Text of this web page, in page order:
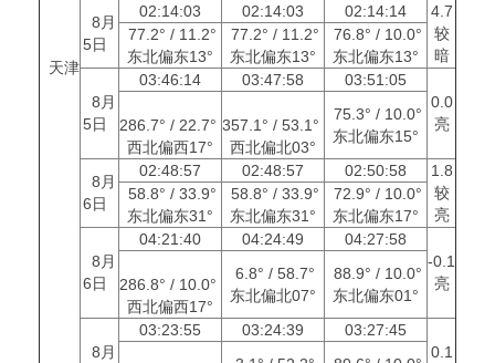
天津
8月
5日
02:14:03 02:14:03 02:14:14
4.7
较
暗
77.2° / 11.2°
东北偏东13°
77.2° / 11.2°
东北偏东13°
76.8° / 10.0°
东北偏东13°
8月
5日
03:46:14 03:47:58
03:51:05
0.0
亮
286.7° / 22.7°
西北偏西17°
357.1° / 53.1°
西北偏北03°
75.3° / 10.0°
东北偏东15°
8月
6日
02:48:57 02:48:57 02:50:58
1.8
较
亮
58.8° / 33.9°
东北偏东31°
58.8° / 33.9°
东北偏东31°
72.9° / 10.0°
东北偏东17°
8月
6日
04:21:40 04:24:49
04:27:58
-0.1
亮
286.8° / 10.0°
西北偏西17°
6.8° / 58.7°
东北偏北07°
88.9° / 10.0°
东北偏东01°
8月
03:23:55 03:24:39
03:27:45
0.1